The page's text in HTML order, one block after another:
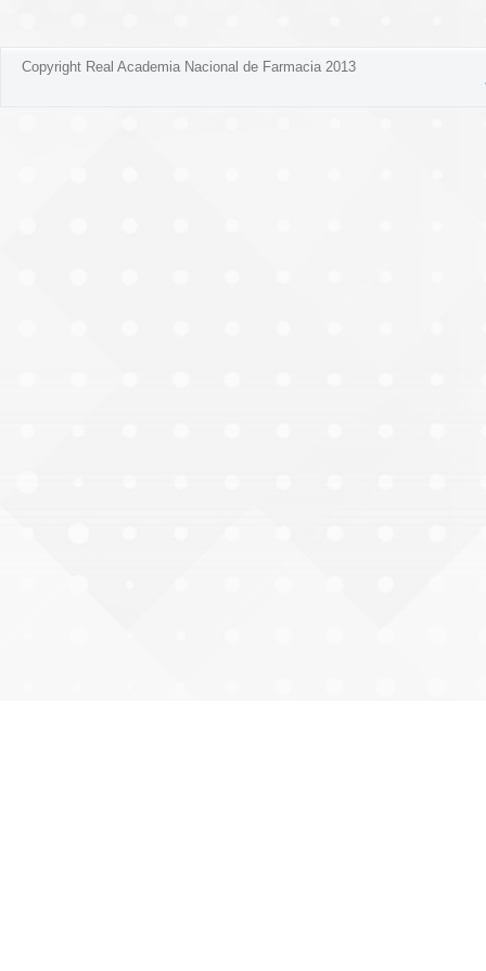
Copyright Real Academia Nacional de Farmacia 2013